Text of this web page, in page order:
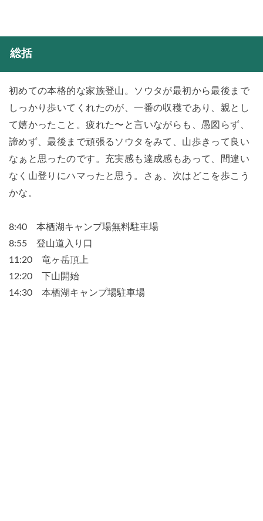
総括
初めての本格的な家族登山。ソウタが最初から最後まで
しっかり歩いてくれたのが、一番の収穫であり、親とし
て嬉かったこと。疲れた〜と言いながらも、愚図らず、
諦めず、最後まで頑張るソウタをみて、山歩きって良い
なぁと思ったのです。充実感も達成感もあって、間違い
なく山登りにハマったと思う。さぁ、次はどこを歩こう
かな。
8:40 本栖湖キャンプ場無料駐車場
8:55 登山道入り口
11:20 竜ヶ岳頂上
12:20 下山開始
14:30 本栖湖キャンプ場駐車場